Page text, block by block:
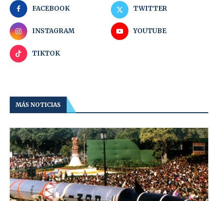
FACEBOOK TWITTER
INSTAGRAM YOUTUBE
TIKTOK
MÁS NOTICIAS